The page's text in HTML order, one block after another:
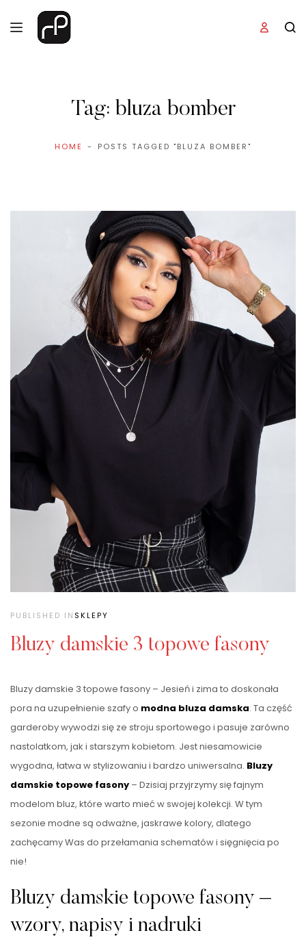
Tag: bluza bomber
HOME POSTS TAGGED "BLUZA BOMBER"
PUBLISHED IN SKLEPY
Bluzy damskie 3 topowe fasony
Bluzy damskie 3 topowe fasony – Jesień i zima to doskonała
pora na uzupełnienie szafy o modna bluza damska. Ta część
garderoby wywodzi się ze stroju sportowego i pasuje zarówno
nastolatkom, jak i starszym kobietom. Jest niesamowicie
wygodna, łatwa w stylizowaniu i bardzo uniwersalna. Bluzy
damskie topowe fasony – Dzisiaj przyjrzymy się fajnym
modelom bluz, które warto mieć w swojej kolekcji. W tym
sezonie modne są odważne, jaskrawe kolory, dlatego
zachęcamy Was do przełamania schematów i sięgnięcia po
nie!
Bluzy damskie topowe fasony –
wzory, napisy i nadruki